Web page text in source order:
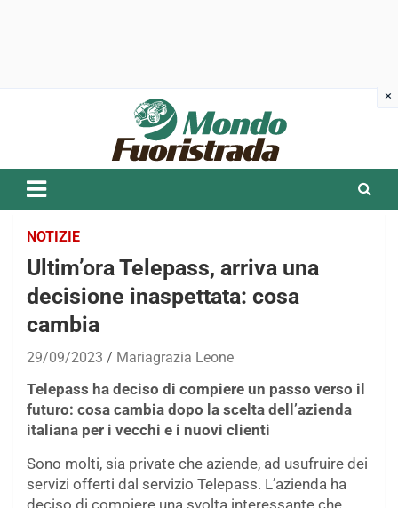
NOTIZIE
Ultim’ora Telepass, arriva una
decisione inaspettata: cosa
cambia
29/09/2023 Mariagrazia Leone
Telepass ha deciso di compiere un passo verso il
futuro: cosa cambia dopo la scelta dell’azienda
italiana per i vecchi e i nuovi clienti
Sono molti, sia private che aziende, ad usufruire dei
servizi offerti dal servizio Telepass. L’azienda ha
deciso di compiere una svolta interessante che